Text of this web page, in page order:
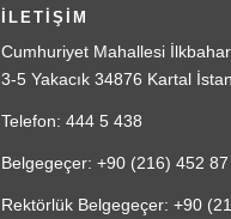
İLETİŞİM
Cumhuriyet Mahallesi
3-5 Yakacık 34876 Kartal
Telefon: 444 5 438
Belgegeçer: +90 (216) 452 87
Rektörlük Belgegeçer: +90